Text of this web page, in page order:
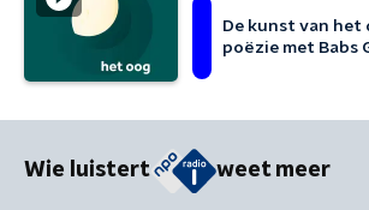
De kunst van het
poëzie met Babs
Wie luistert weet meer